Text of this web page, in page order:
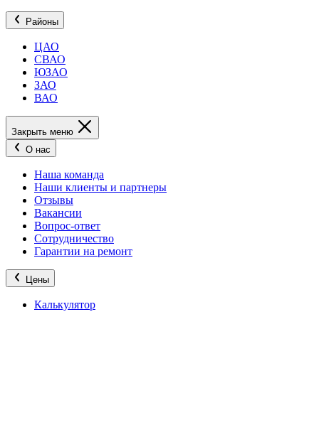
Районы
ЦАО
СВАО
ЮЗАО
ЗАО
ВАО
Закрыть меню
О нас
Наша команда
Наши клиенты и партнеры
Отзывы
Вакансии
Вопрос-ответ
Сотрудничество
Гарантии на ремонт
Цены
Калькулятор